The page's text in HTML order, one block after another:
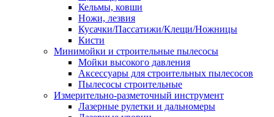
Кельмы, ковши
Ножи, лезвия
Кусачки/Пассатижи/Клещи/Ножницы
Кисти
Минимойки и строительные пылесосы
Мойки высокого давления
Аксессуары для строительных пылесосов
Пылесосы строительные
Измерительно-разметочный инструмент
Лазерные рулетки и дальномеры